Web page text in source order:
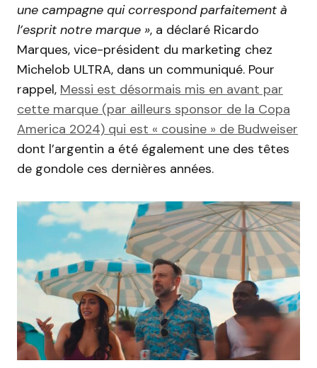
une campagne qui correspond parfaitement à
l’esprit notre marque », a déclaré Ricardo
Marques, vice-président du marketing chez
Michelob ULTRA, dans un communiqué. Pour
rappel, Messi est désormais mis en avant par
cette marque (par ailleurs sponsor de la Copa
America 2024) qui est « cousine » de Budweiser
dont l’argentin a été également une des têtes
de gondole ces dernières années.